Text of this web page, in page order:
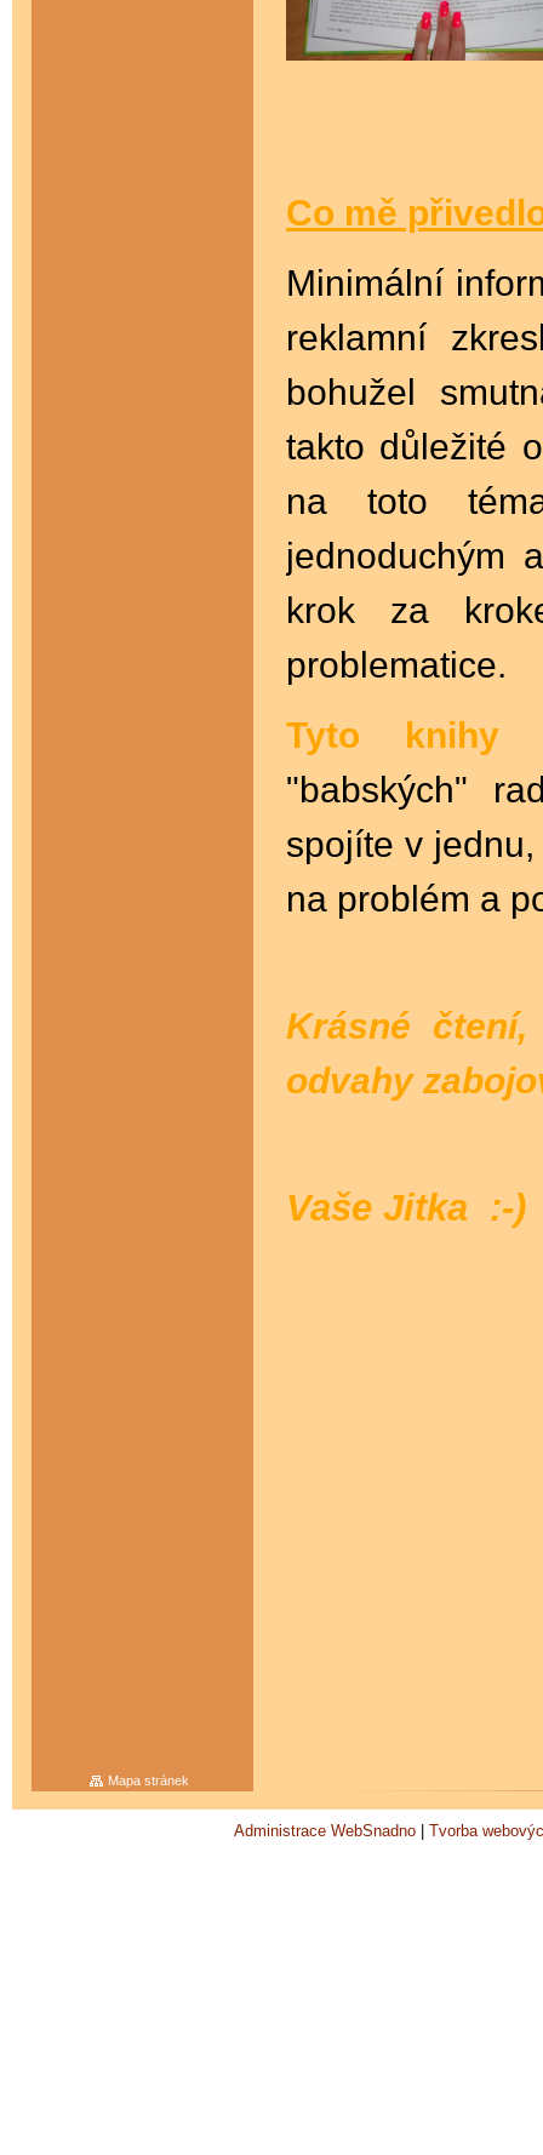
Co mě
Minimální
reklamní
bohužel
takto důležité
na toto
jednoduchým
krok za
problematice.
Tyto
"babských"
spojíte v
na problém a
Krásné
odvahy
Vaše Jitka :-)
Mapa stránek
Administrace WebSnadno Tvorba